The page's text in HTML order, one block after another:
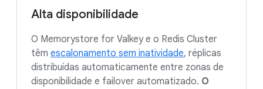
Alta disponibilidade
O Memorystore for Valkey e o Redis Cluster
têm escalonamento sem inatividade, réplicas
distribuídas automaticamente entre zonas de
disponibilidade e failover automatizado. O